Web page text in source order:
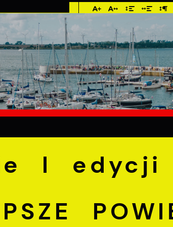
Imieniny: Sława,
Jakub, Stefan
MIESZKANIEC TURYSTYKA
programu ,,LEPSZE POWIETRZE W
I edycji